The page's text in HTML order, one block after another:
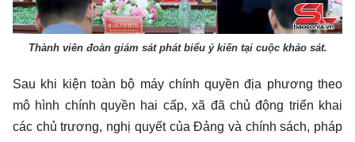
Thành viên đoàn giám sát phát biểu ý kiến tại cuộc khảo sát.
Sau khi kiện toàn bộ máy chính quyền địa phương theo
mô hình chính quyền hai cấp, xã đã chủ động triển khai
các chủ trương, nghị quyết của Đảng và chính sách, pháp